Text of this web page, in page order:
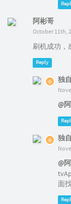
阿彬哥
October 11th,
刷机成功，
Reply
独
@
独
@
面